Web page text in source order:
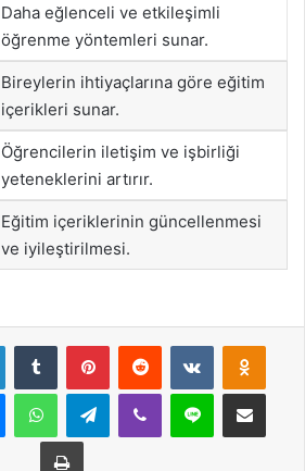
Daha eğlenceli ve etkileşimli
öğrenme yöntemleri sunar.
Bireylerin ihtiyaçlarına göre eğitim
içerikleri sunar.
Öğrencilerin iletişim ve işbirliği
yeteneklerini artırır.
Eğitim içeriklerinin güncellenmesi
ve iyileştirilmesi.
LinkedInTumblr PinterestReddit VKontakte
MessengerWhatsAppTelegramViber Line E-Posta ile
Yazdır